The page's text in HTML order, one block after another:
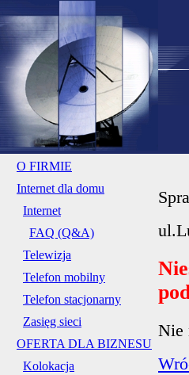
O FIRMIE
Internet dla domu
Internet
FAQ (Q&A)
Telewizja
Telefon mobilny
Telefon stacjonarny
Zasięg sieci
OFERTA DLA BIZNESU
Kolokacja
Nie